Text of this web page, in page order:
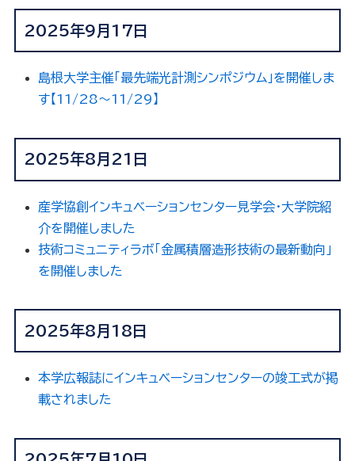
2025年9月17日
島根大学主催「最先端光計測シンポジウム」を開催しま
す【11/28～11/29】
2025年8月21日
産学協創インキュベーションセンター見学会・大学院紹
介を開催しました
技術コミュニティラボ「金属積層造形技術の最新動向」
を開催しました
2025年8月18日
本学広報誌にインキュベーションセンターの竣工式が掲
載されました